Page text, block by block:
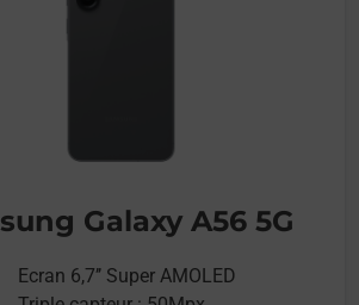
Galaxy A56 5G
Ecran 6,7’’ Super AMOLED